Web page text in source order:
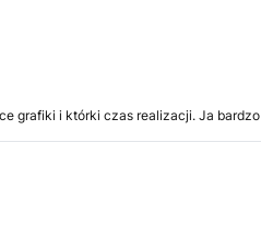
grafiki i którki czas realizacji. Ja